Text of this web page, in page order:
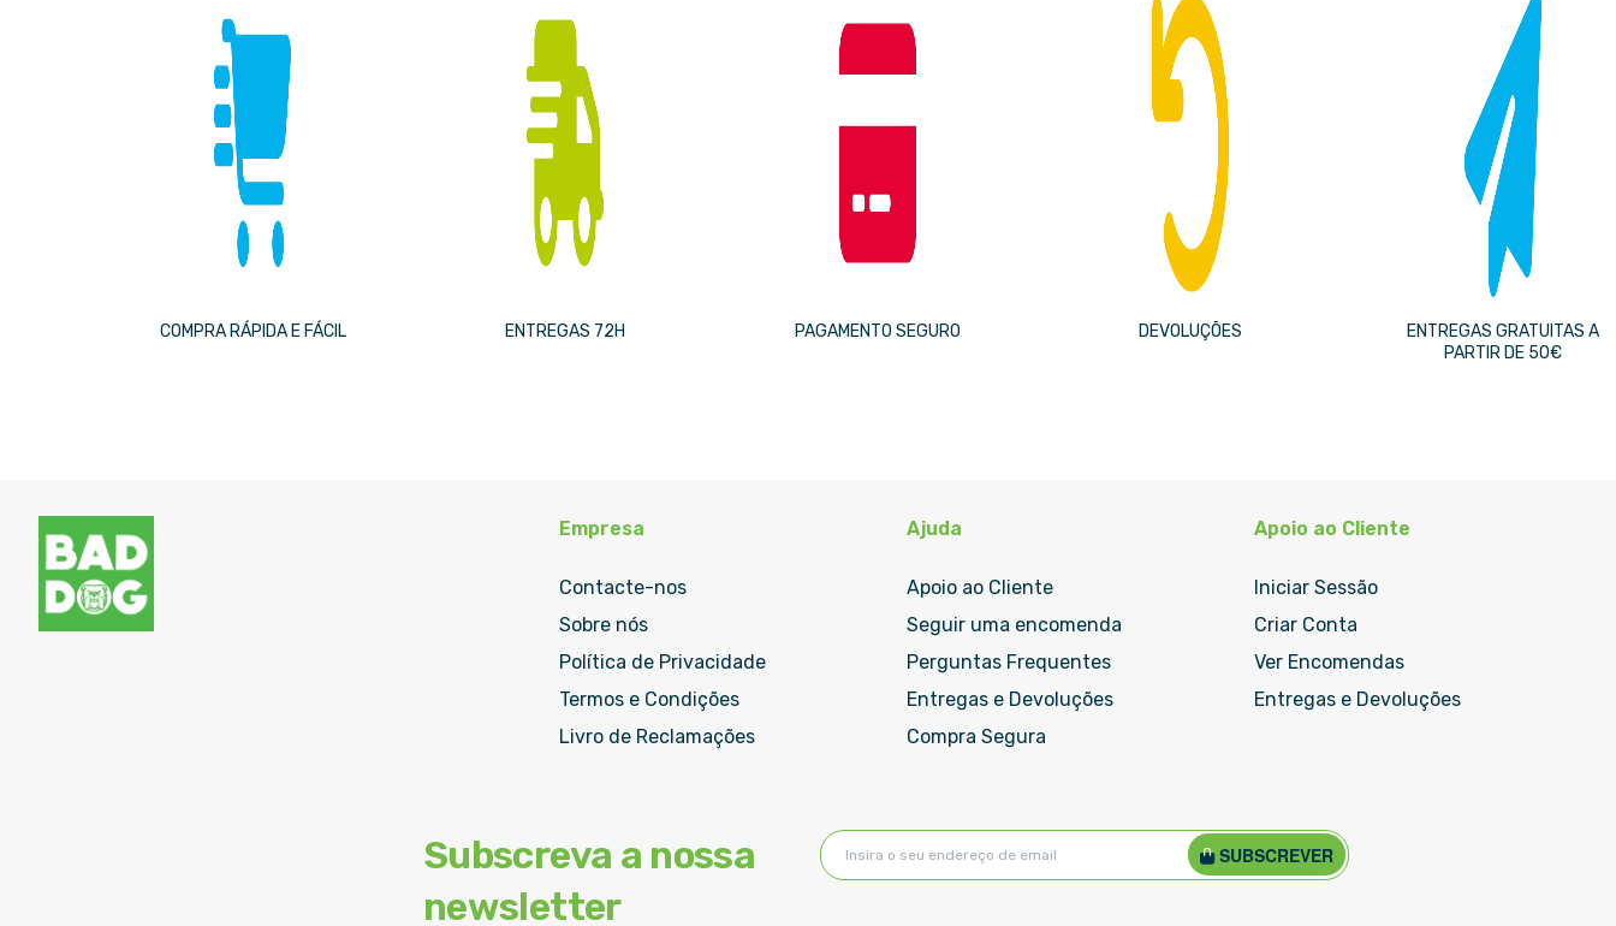
COMPRA RÁPIDA E FÁCIL ENTREGAS 72H PAGAMENTO SEGURO DEVOLUÇÕES
ENTREGAS GRATUITAS A
PARTIR DE 50€
Empresa
Contacte-nos
Sobre nós
Política de Privacidade
Termos e Condições
Livro de Reclamações
Ajuda
Apoio ao Cliente
Seguir uma encomenda
Perguntas Frequentes
Entregas e Devoluções
Compra Segura
Apoio ao Cliente
Iniciar Sessão
Criar Conta
Ver Encomendas
Entregas e Devoluções
Subscreva a nossa
newsletter
Subscreva
a
nossa
SUBSCREVER